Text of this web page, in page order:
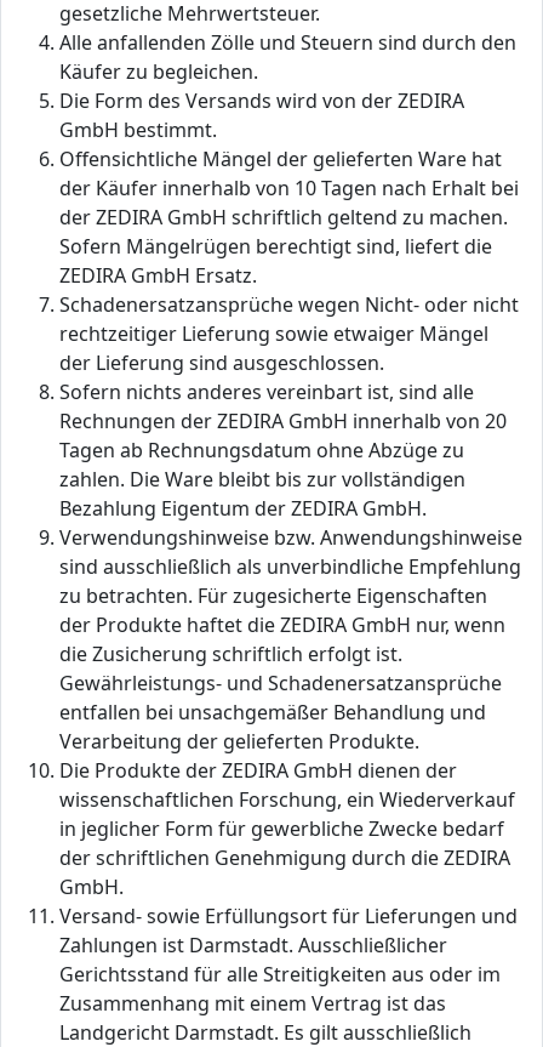
gesetzliche Mehrwertsteuer.
Alle anfallenden Zölle und Steuern sind durch den
Käufer zu begleichen.
Die Form des Versands wird von der ZEDIRA
GmbH bestimmt.
Offensichtliche Mängel der gelieferten Ware hat
der Käufer innerhalb von 10 Tagen nach Erhalt bei
der ZEDIRA GmbH schriftlich geltend zu machen.
Sofern Mängelrügen berechtigt sind, liefert die
ZEDIRA GmbH Ersatz.
Schadenersatzansprüche wegen Nicht- oder nicht
rechtzeitiger Lieferung sowie etwaiger Mängel
der Lieferung sind ausgeschlossen.
Sofern nichts anderes vereinbart ist, sind alle
Rechnungen der ZEDIRA GmbH innerhalb von 20
Tagen ab Rechnungsdatum ohne Abzüge zu
zahlen. Die Ware bleibt bis zur vollständigen
Bezahlung Eigentum der ZEDIRA GmbH.
Verwendungshinweise bzw. Anwendungshinweise
sind ausschließlich als unverbindliche Empfehlung
zu betrachten. Für zugesicherte Eigenschaften
der Produkte haftet die ZEDIRA GmbH nur, wenn
die Zusicherung schriftlich erfolgt ist.
Gewährleistungs- und Schadenersatzansprüche
entfallen bei unsachgemäßer Behandlung und
Verarbeitung der gelieferten Produkte.
Die Produkte der ZEDIRA GmbH dienen der
wissenschaftlichen Forschung, ein Wiederverkauf
in jeglicher Form für gewerbliche Zwecke bedarf
der schriftlichen Genehmigung durch die ZEDIRA
GmbH.
Versand- sowie Erfüllungsort für Lieferungen und
Zahlungen ist Darmstadt. Ausschließlicher
Gerichtsstand für alle Streitigkeiten aus oder im
Zusammenhang mit einem Vertrag ist das
Landgericht Darmstadt. Es gilt ausschließlich